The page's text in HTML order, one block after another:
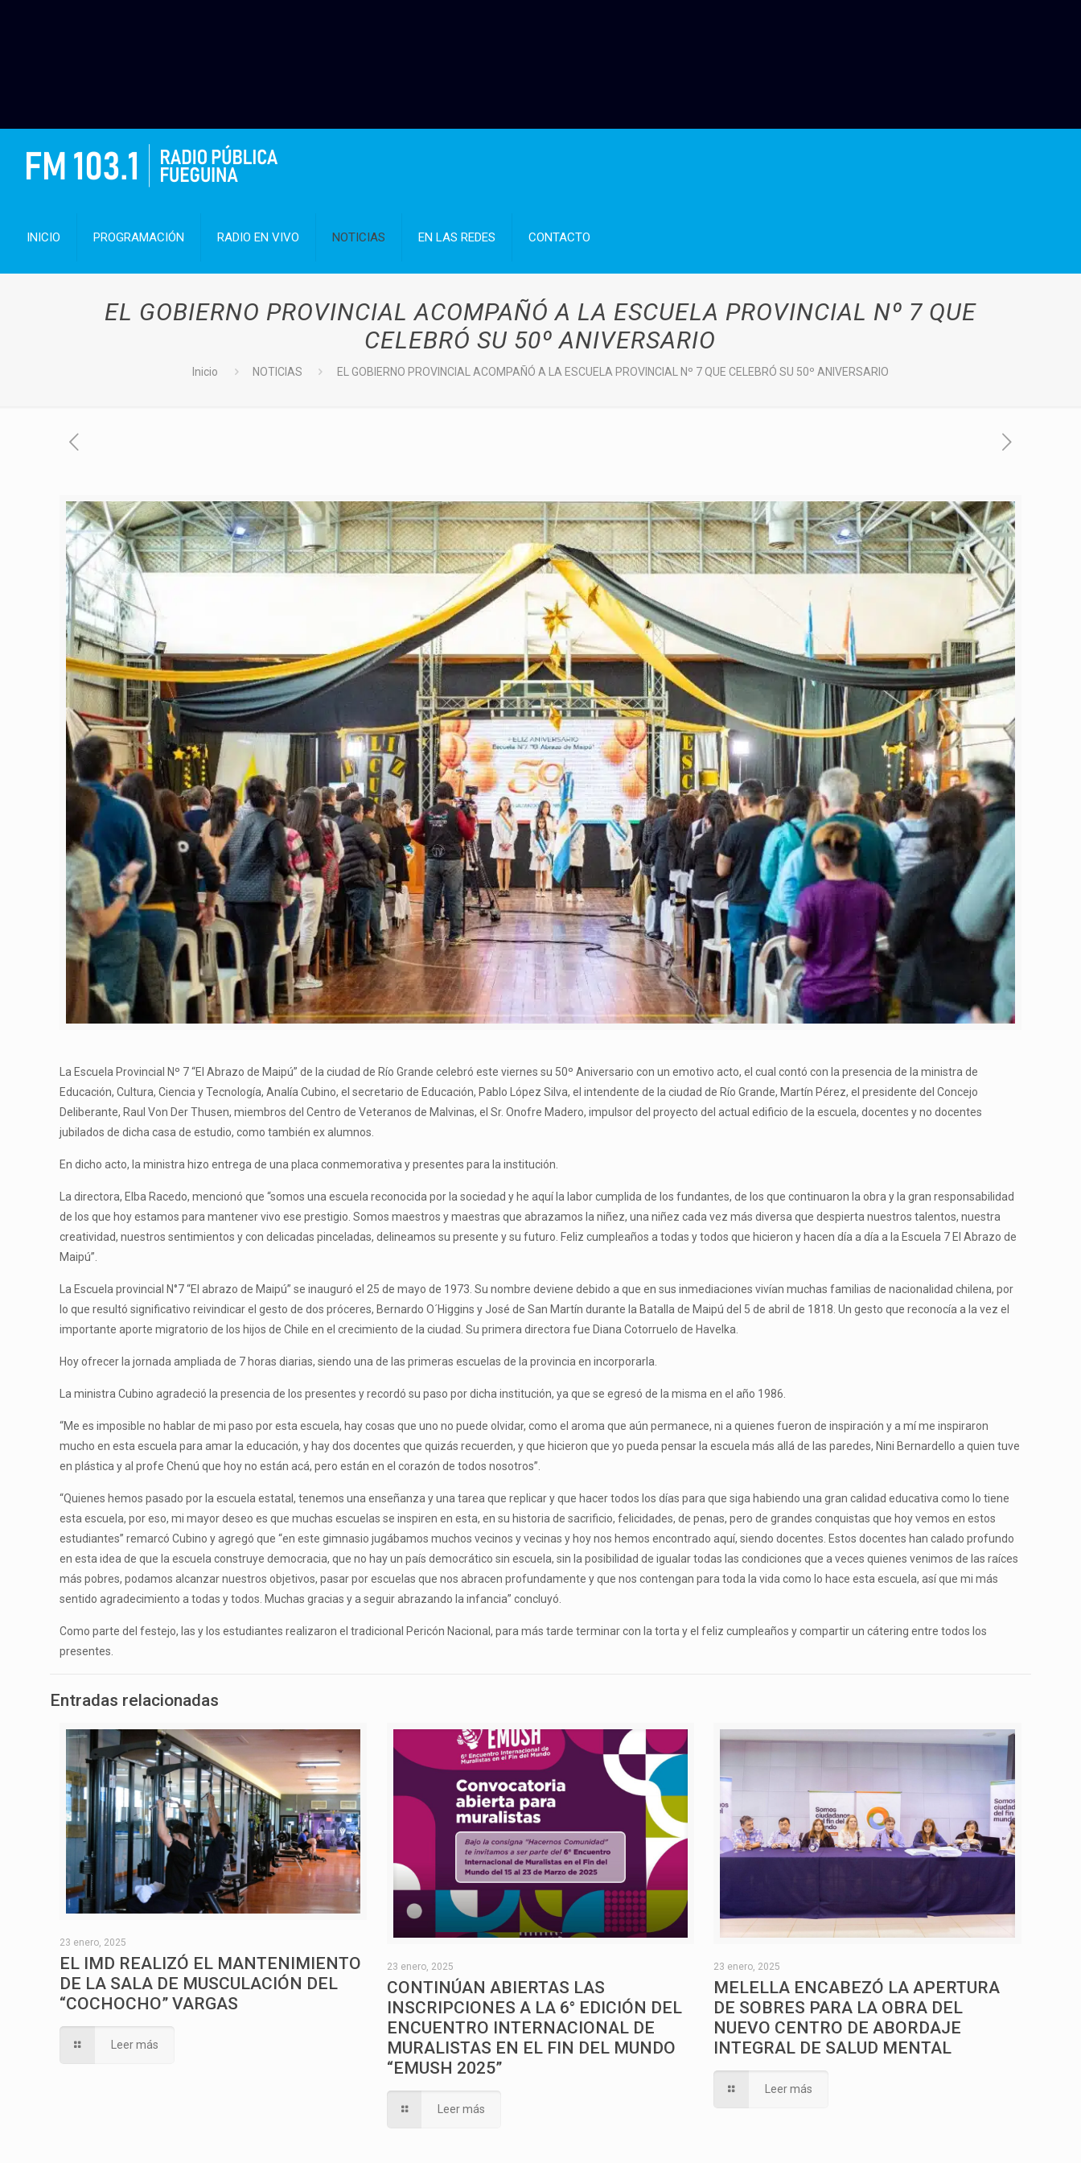
INICIO PROGRAMACIÓN RADIO EN VIVO NOTICIAS EN LAS REDES CONTACTO
EL GOBIERNO PROVINCIAL ACOMPAÑÓ A LA ESCUELA PROVINCIAL Nº 7 QUE
CELEBRÓ SU 50º ANIVERSARIO
Inicio NOTICIAS EL GOBIERNO PROVINCIAL ACOMPAÑÓ A LA ESCUELA PROVINCIAL Nº 7 QUE CELEBRÓ SU 50º ANIVERSARIO
La Escuela Provincial Nº 7 “El Abrazo de Maipú” de la ciudad de Río Grande celebró este viernes su 50º Aniversario con un emotivo acto, el cual contó con la presencia de la ministra de
Educación, Cultura, Ciencia y Tecnología, Analía Cubino, el secretario de Educación, Pablo López Silva, el intendente de la ciudad de Río Grande, Martín Pérez, el presidente del Concejo
Deliberante, Raul Von Der Thusen, miembros del Centro de Veteranos de Malvinas, el Sr. Onofre Madero, impulsor del proyecto del actual edificio de la escuela, docentes y no docentes
jubilados de dicha casa de estudio, como también ex alumnos.
En dicho acto, la ministra hizo entrega de una placa conmemorativa y presentes para la institución.
La directora, Elba Racedo, mencionó que “somos una escuela reconocida por la sociedad y he aquí la labor cumplida de los fundantes, de los que continuaron la obra y la gran responsabilidad
de los que hoy estamos para mantener vivo ese prestigio. Somos maestros y maestras que abrazamos la niñez, una niñez cada vez más diversa que despierta nuestros talentos, nuestra
creatividad, nuestros sentimientos y con delicadas pinceladas, delineamos su presente y su futuro. Feliz cumpleaños a todas y todos que hicieron y hacen día a día a la Escuela 7 El Abrazo de
Maipú”.
La Escuela provincial N°7 “El abrazo de Maipú” se inauguró el 25 de mayo de 1973. Su nombre deviene debido a que en sus inmediaciones vivían muchas familias de nacionalidad chilena, por
lo que resultó significativo reivindicar el gesto de dos próceres, Bernardo O´Higgins y José de San Martín durante la Batalla de Maipú del 5 de abril de 1818. Un gesto que reconocía a la vez el
importante aporte migratorio de los hijos de Chile en el crecimiento de la ciudad. Su primera directora fue Diana Cotorruelo de Havelka.
Hoy ofrecer la jornada ampliada de 7 horas diarias, siendo una de las primeras escuelas de la provincia en incorporarla.
La ministra Cubino agradeció la presencia de los presentes y recordó su paso por dicha institución, ya que se egresó de la misma en el año 1986.
“Me es imposible no hablar de mi paso por esta escuela, hay cosas que uno no puede olvidar, como el aroma que aún permanece, ni a quienes fueron de inspiración y a mí me inspiraron
mucho en esta escuela para amar la educación, y hay dos docentes que quizás recuerden, y que hicieron que yo pueda pensar la escuela más allá de las paredes, Nini Bernardello a quien tuve
en plástica y al profe Chenú que hoy no están acá, pero están en el corazón de todos nosotros”.
“Quienes hemos pasado por la escuela estatal, tenemos una enseñanza y una tarea que replicar y que hacer todos los días para que siga habiendo una gran calidad educativa como lo tiene
esta escuela, por eso, mi mayor deseo es que muchas escuelas se inspiren en esta, en su historia de sacrificio, felicidades, de penas, pero de grandes conquistas que hoy vemos en estos
estudiantes” remarcó Cubino y agregó que “en este gimnasio jugábamos muchos vecinos y vecinas y hoy nos hemos encontrado aquí, siendo docentes. Estos docentes han calado profundo
en esta idea de que la escuela construye democracia, que no hay un país democrático sin escuela, sin la posibilidad de igualar todas las condiciones que a veces quienes venimos de las raíces
más pobres, podamos alcanzar nuestros objetivos, pasar por escuelas que nos abracen profundamente y que nos contengan para toda la vida como lo hace esta escuela, así que mi más
sentido agradecimiento a todas y todos. Muchas gracias y a seguir abrazando la infancia” concluyó.
Como parte del festejo, las y los estudiantes realizaron el tradicional Pericón Nacional, para más tarde terminar con la torta y el feliz cumpleaños y compartir un cátering entre todos los
presentes.
Entradas relacionadas
23 enero, 2025
EL IMD REALIZÓ EL MANTENIMIENTO
DE LA SALA DE MUSCULACIÓN DEL
“COCHOCHO” VARGAS
Leer más
23 enero, 2025
CONTINÚAN ABIERTAS LAS
INSCRIPCIONES A LA 6° EDICIÓN DEL
ENCUENTRO INTERNACIONAL DE
MURALISTAS EN EL FIN DEL MUNDO
“EMUSH 2025”
Leer más
23 enero, 2025
MELELLA ENCABEZÓ LA APERTURA
DE SOBRES PARA LA OBRA DEL
NUEVO CENTRO DE ABORDAJE
INTEGRAL DE SALUD MENTAL
Leer más